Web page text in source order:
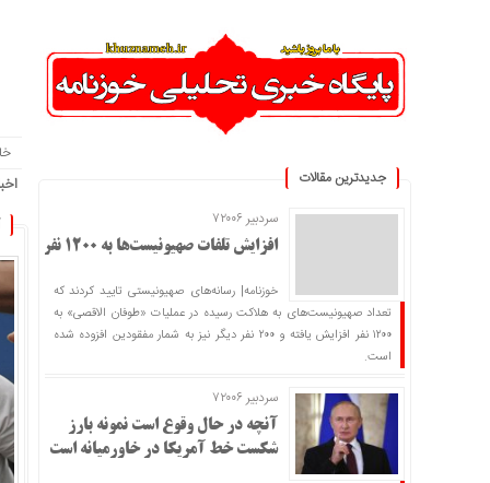
جدیدترین مقالات
سردبیر ۷۲۰۰۶
افزایش تلفات صهیونیست‌ها به ۱۲۰۰ نفر
خوزنامه| رسانه‌های صهیونیستی تایید کردند که
تعداد صهیونیست‌های به هلاکت رسیده در عملیات «طوفان الاقصی» به
۱۲۰۰ نفر افزایش یافته و ۲۰۰ نفر دیگر نیز به شمار مفقودین افزوده شده
است.
سردبیر ۷۲۰۰۶
آنچه در حال وقوع است نمونه بارز
شکست خط آمریکا در خاورمیانه است